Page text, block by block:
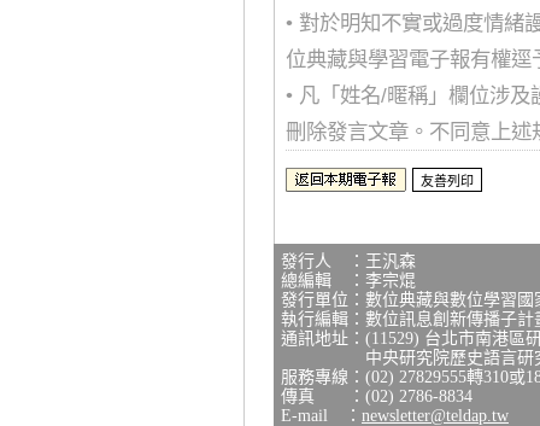
• 對於明知不實或過度情緒
位典藏與學習電子報有權
• 凡「姓名/暱稱」欄位涉
刪除發言文章。不同意上述
發行人 ：王汎森
總編輯 ：李宗焜
發行單位：數位典藏與數位學習
執行編輯：數位訊息創新傳播子計
通訊地址：(11529) 台北市南港區
中央研究院歷史語言研究
服務專線：(02) 27829555轉310或
傳真 ：(02) 2786-8834
E-mail ： newsletter@teldap.tw